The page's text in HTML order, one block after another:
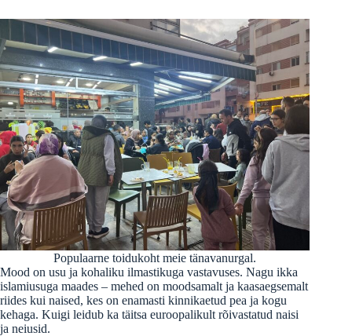
Populaarne toidukoht meie tänavanurgal.
Mood on usu ja kohaliku ilmastikuga vastavuses. Nagu ikka
islamiusuga maades – mehed on moodsamalt ja kaasaegsemalt
riides kui naised, kes on enamasti kinnikaetud pea ja kogu
kehaga. Kuigi leidub ka täitsa euroopalikult rõivastatud naisi
ja neiusid.